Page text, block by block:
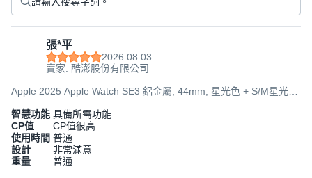
張*平
2026.08.03
賣家: 酷澎股份有限公司
Apple 2025 Apple Watch SE3 鋁金屬, 44mm, 星光色 + S/M星光色
智慧功能 具備所需功能
CP值
CP值很高
使用時間 普通
設計
非常滿意
重量
普通